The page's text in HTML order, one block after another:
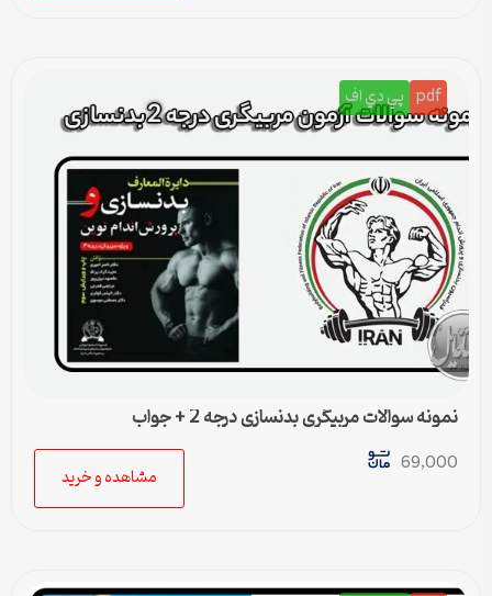
pdf پي دي اف
نمونه سوالات مربیگری بدنسازی درجه 2 + جواب
69,000
مشاهده و خرید